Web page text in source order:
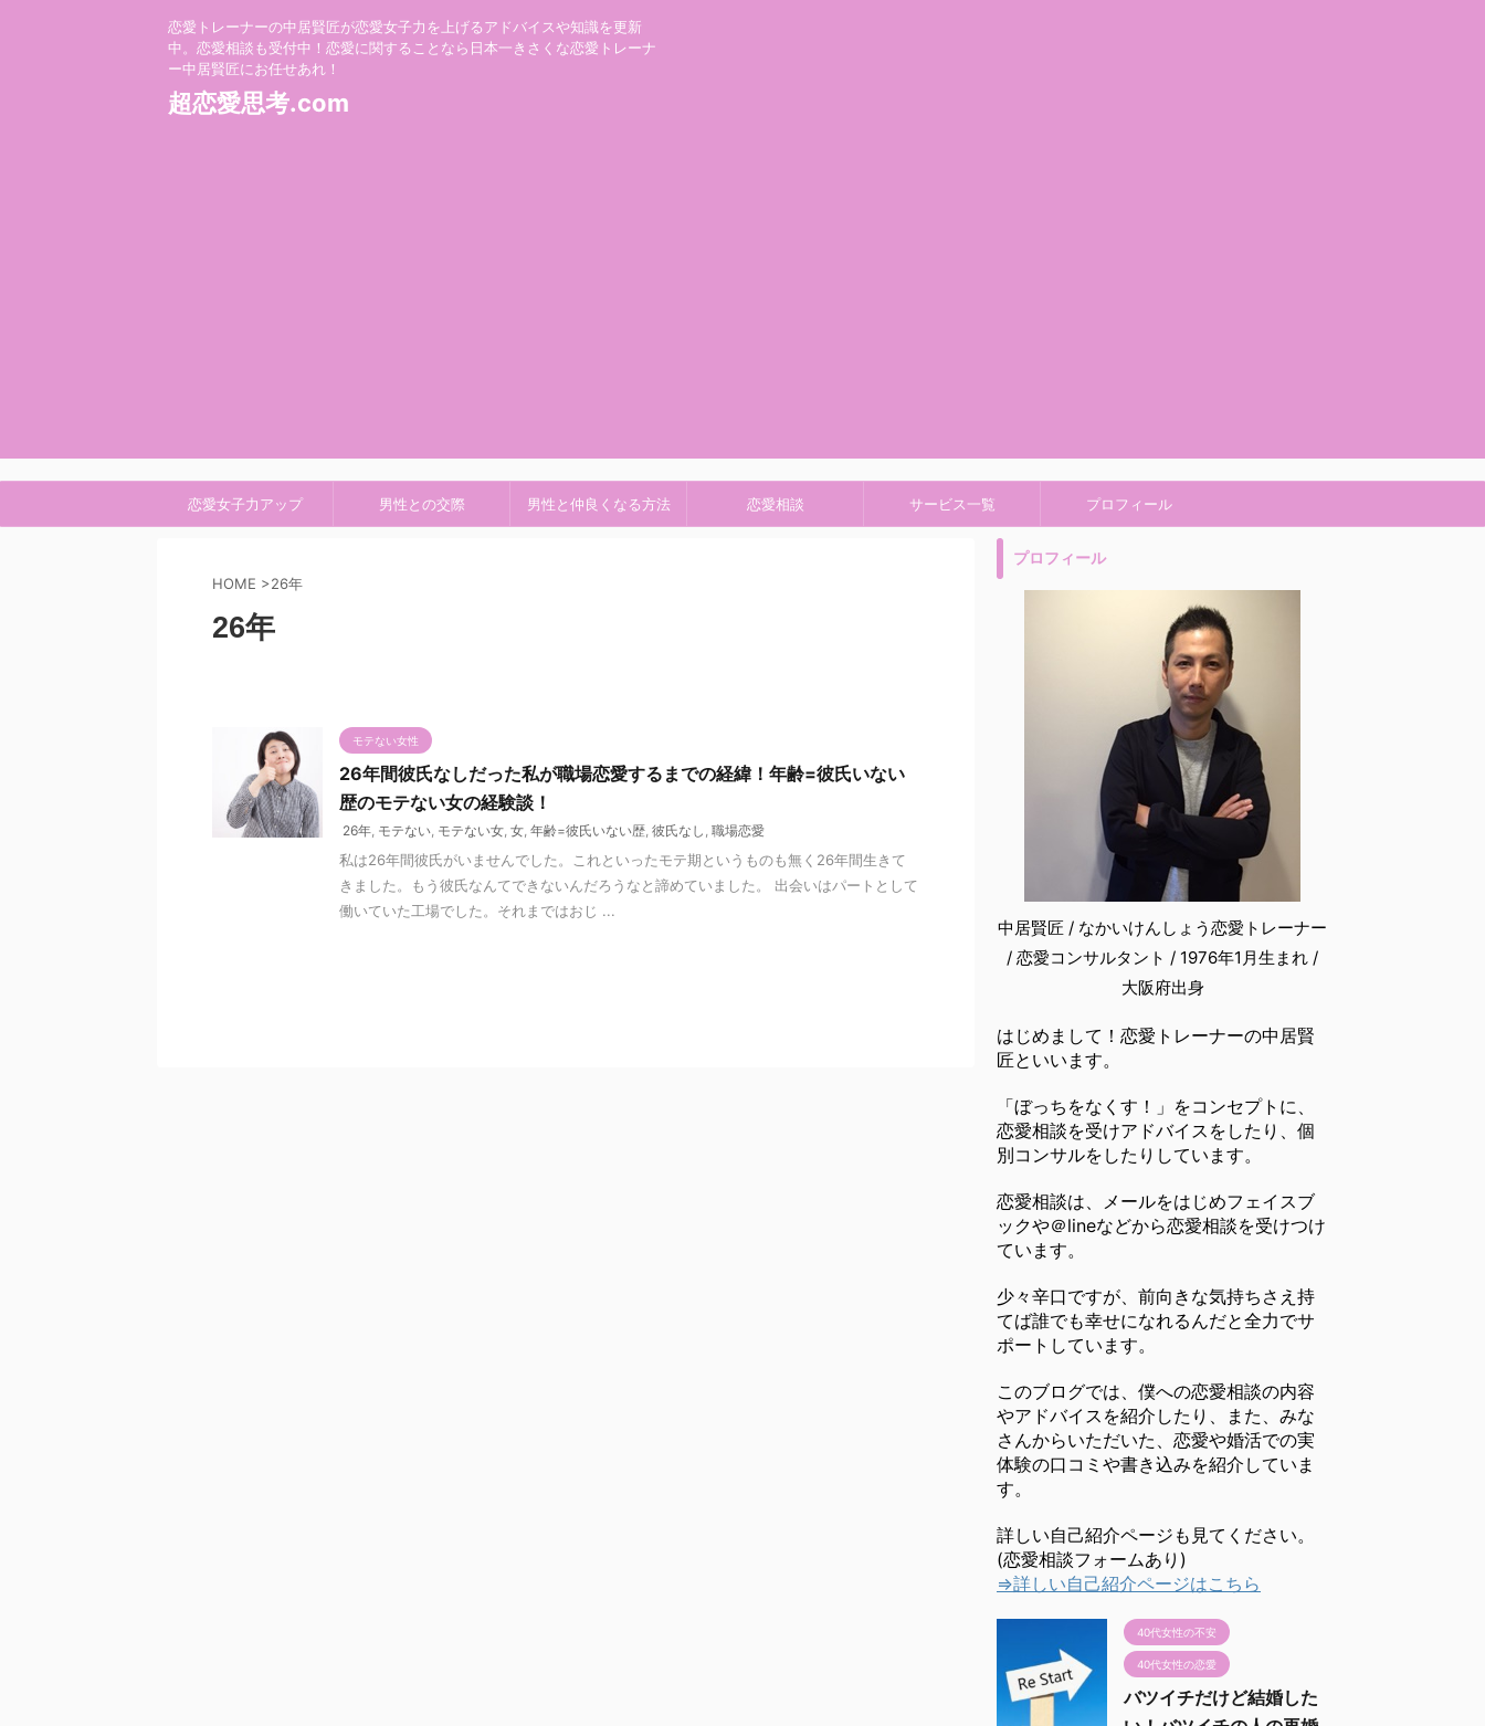
恋愛トレーナーの中居賢匠が恋愛女子力を上げるアドバイスや知識を更新
中。恋愛相談も受付中！恋愛に関することなら日本一きさくな恋愛トレーナ
ー中居賢匠にお任せあれ！
超恋愛思考.com
恋愛女子力アップ 男性との交際 男性と仲良くなる方法 恋愛相談 サービス一覧 プロフィール
HOME >26年
26年
モテない女性
26年間彼氏なしだった私が職場恋愛するまでの経緯！年齢=彼氏いない
歴のモテない女の経験談！
26年, モテない, モテない女, 女, 年齢=彼氏いない歴, 彼氏なし , 職場恋愛
私は26年間彼氏がいませんでした。これといったモテ期というものも無く26年間生きて
きました。もう彼氏なんてできないんだろうなと諦めていました。 出会いはパートとして
働いていた工場でした。それまではおじ ...
プロフィール
中居賢匠 / なかいけんしょう恋愛トレーナー
/ 恋愛コンサルタント / 1976年1月生まれ /
大阪府出身
はじめまして！恋愛トレーナーの中居賢
匠といいます。
「ぼっちをなくす！」をコンセプトに、
恋愛相談を受けアドバイスをしたり、個
別コンサルをしたりしています。
恋愛相談は、メールをはじめフェイスブ
ックや＠lineなどから恋愛相談を受けつけ
ています。
少々辛口ですが、前向きな気持ちさえ持
てば誰でも幸せになれるんだと全力でサ
ポートしています。
このブログでは、僕への恋愛相談の内容
やアドバイスを紹介したり、また、みな
さんからいただいた、恋愛や婚活での実
体験の口コミや書き込みを紹介していま
す。
詳しい自己紹介ページも見てください。
(恋愛相談フォームあり)
⇒詳しい自己紹介ページはこちら
40代女性の不安
40代女性の恋愛
バツイチだけど結婚した